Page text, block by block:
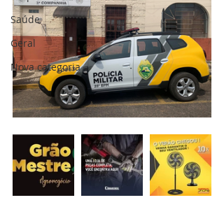
Saúde
Geral
Nova categoria